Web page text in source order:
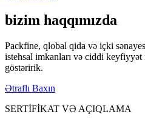
bizim haqqımızda
Packfine, qlobal qida və içki
istehsal imkanları və ciddi keyfiyyət
göstəririk.
Ətraflı Baxın
SERTİFİKAT VƏ AÇIQLAMA